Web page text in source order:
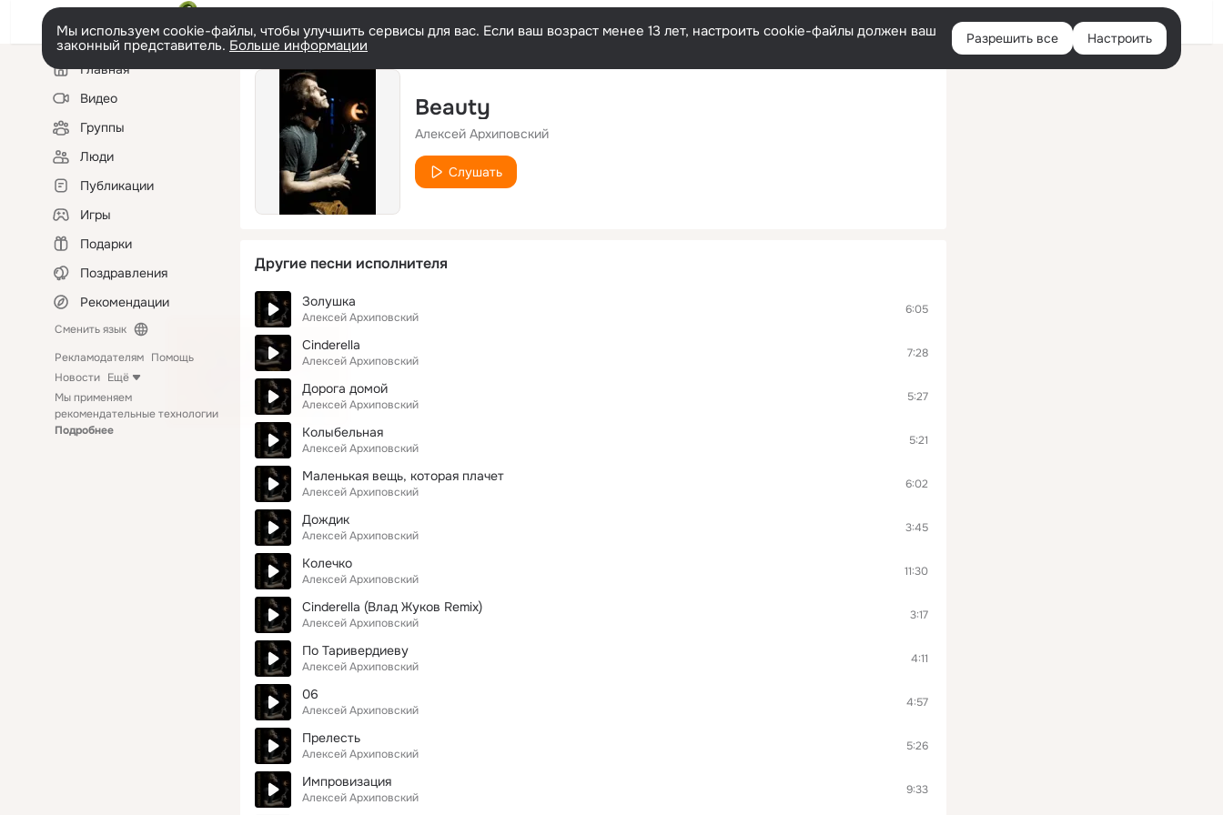
Войти
Мы используем cookie-файлы, чтобы улучшить сервисы для вас. Если ваш возраст менее 13 лет, настроить cookie-файлы должен ваш
законный представитель. Больше информации Разрешить все Настроить
Левая
колонкаГлавная
Видео
Группы
Люди
Публикации
Игры
Подарки
Поздравления
Рекомендации
Сменить язык
Рекламодателям Помощь
Новости Ещё
Мы применяем
рекомендательные технологии
Подробнее
Beauty
Алексей Архиповский
Слушать
Другие песни исполнителя
Золушка
Алексей Архиповский
6:05
Cinderella
Алексей Архиповский
7:28
Дорога домой
Алексей Архиповский
5:27
Колыбельная
Алексей Архиповский
5:21
Маленькая вещь, которая плачет
Алексей Архиповский
6:02
Дождик
Алексей Архиповский
3:45
Колечко
Алексей Архиповский
11:30
Cinderella (Влад Жуков Remix)
Алексей Архиповский
3:17
По Таривердиеву
Алексей Архиповский
4:11
06
Алексей Архиповский
4:57
Прелесть
Алексей Архиповский
5:26
Импровизация
Алексей Архиповский
9:33